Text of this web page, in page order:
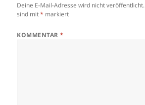
Deine E-Mail-Adresse wird nicht veröffentlicht.
sind mit* markiert
KOMMENTAR*